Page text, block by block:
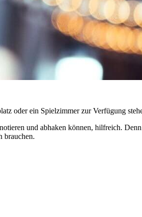
oder ein Spielzimmer zur Verfügung
und abhaken können, hilfreich.
brauchen.